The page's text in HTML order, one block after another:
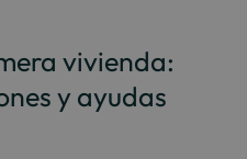
vivienda:
y ayudas